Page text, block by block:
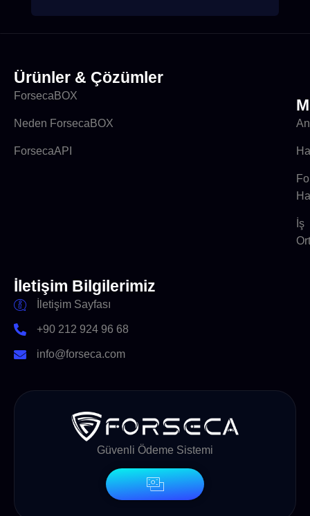
Ürünler & Çözümler
ForsecaBOX
Neden ForsecaBOX
ForsecaAPI
İş
İletişim Bilgilerimiz
İletişim Sayfası
+90 212 924 96 68
info@forseca.com
Güvenli Ödeme Sistemi